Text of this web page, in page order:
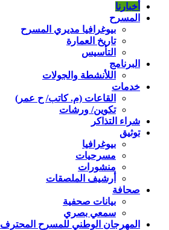
أخبارنا
المسرح
بيوغرافيا مديري المسرح
تاريخ العمارة
التأسيس
البرنامج
اللأنشطة والجولات
خدمات
القاعات (م. كاتب/ ح عمر)
تكوين/ ورشات
شراء التذاكر
توثيق
بيوغرافيا
مسرحيات
منشورات
أرشيف الملصقات
صحافة
بيانات صحفية
سمعي بصري
المهرجان الوطني للمسرح المحترف